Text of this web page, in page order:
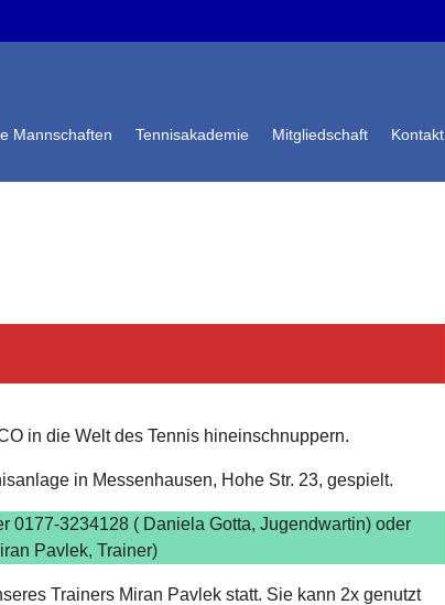
Mannschaften Tennisakademie Mitgliedschaft Kontakt
in die Welt des Tennis hineinschnuppern.
in Messenhausen, Hohe Str. 23, gespielt.
0177-3234128 ( Daniela Gotta, Jugendwartin) oder
Pavlek, Trainer)
Trainers Miran Pavlek statt. Sie kann 2x genutzt